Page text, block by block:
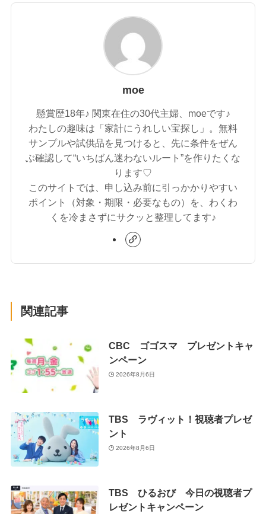
moe
懸賞歴18年♪ 関東在住の30代主婦、moeです♪
わたしの趣味は「家計にうれしい宝探し」。無料
サンプルや試供品を見つけると、先に条件をぜん
ぶ確認して“いちばん迷わないルート”を作りたくな
ります♡
このサイトでは、申し込み前に引っかかりやすい
ポイント（対象・期限・必要なもの）を、わくわ
くを冷まさずにサクッと整理してます♪
関連記事
CBC ゴゴスマ プレゼントキャ
ンペーン
2026年8月6日
TBS ラヴィット！視聴者プレゼ
ント
2026年8月6日
TBS ひるおび 今日の視聴者プ
レゼントキャンペーン